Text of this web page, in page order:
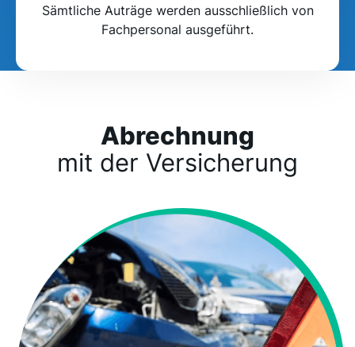
Sämtliche Auträge werden ausschließlich von
Fachpersonal ausgeführt.
Abrechnung
mit der Versicherung